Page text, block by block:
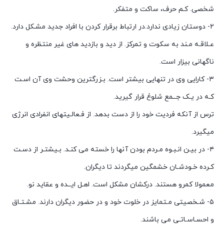
شخصی. کـم حرف، ساکت و متفکر.
۲- دوستان زیادی ندارد.در ارتباط برقرار کردن با افراد جدید مشـکل دارد.
عـلاقـه مـند به سکوت و تمرکز. از دید و بازدید های غیر منتظره و
ناگهانی بیزار است.
۳- کارایی وی در تنهایی بیشتر است. بـزرگترین وحشت وی آن اسـت
کـه در یـک جــمع شلوغ قرار گیرید.
ترس از آنکه فردیت خود را از دست بدهد. از فـعالـیتهای انفرادی انرژی
میگیرد.
۴- در بیـن انـبـوه مـردم بودن آنها را خسته می کنـد. بـیشتـر از دسـت
کـرده خـودشـان خشمگین میگردند تا دیگران.
معمولا کمرو هستند. درکشان مشکل است. اهـل ایــده و عقاید نو.
۵- شـخصیتی مـتمایز در خلوت خود و در حضور دیگران دارند. مشـتـاق
و احسـاسـاتـی می باشند.